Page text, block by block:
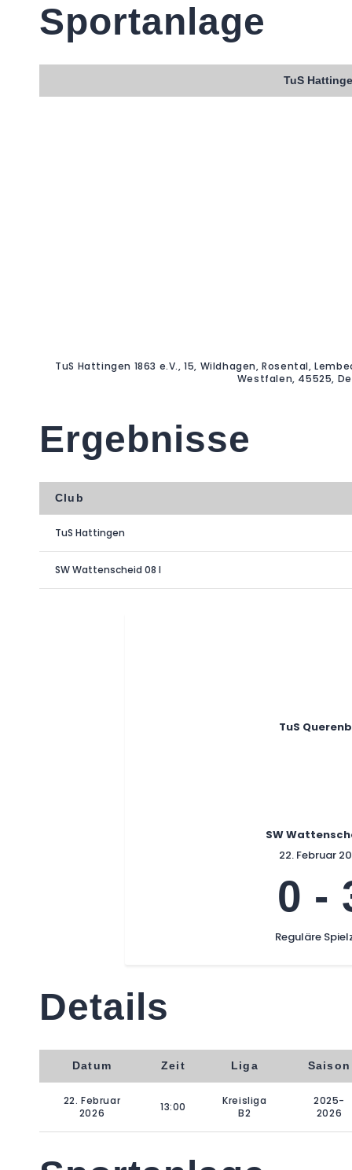
Sportanlage
TuS
TuS Hattingen 1863 e.V., 15, Wildhagen, Rosental,
Westfalen, 45525,
Ergebnisse
Club
TuS Hattingen
SW Wattenscheid 08 I
TuS
SW
22. Februar
0 -
Reguläre
Details
Datum Zeit Liga Saison
22. Februar
2026
13:00
Kreisliga
B2
2025-
2026